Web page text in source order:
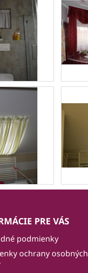
PRE VÁS
podmienky
ochrany osobných